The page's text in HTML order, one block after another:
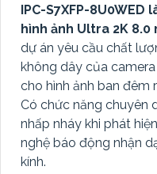
IPC-S7XFP-
hình ảnh Ultra 2K
dự án yêu cầu chất
không dây của
cho hình ảnh ban đêm
Có chức năng chuyên
nhấp nháy khi phát
nghệ báo động nhận
kính.